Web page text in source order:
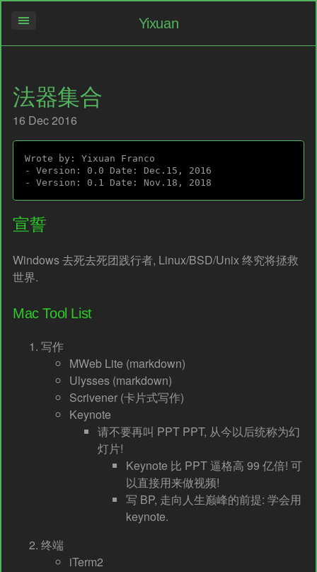
Yixuan
法器集合
16 Dec 2016
Wrote by: Yixuan Franco
- Version: 0.0 Date: Dec.15, 2016
宣誓
Windows 去死去死团践行者, Linux/BSD/Unix 终究将拯救
世界.
Mac Tool List
写作
MWeb Lite (markdown)
Ulysses (markdown)
Scrivener (卡片式写作)
Keynote
请不要再叫 PPT PPT, 从今以后统称为幻
灯片!
Keynote 比 PPT 逼格高 99 亿倍! 可
以直接用来做视频!
写 BP, 走向人生巅峰的前提: 学会用
keynote.
终端
iTerm2